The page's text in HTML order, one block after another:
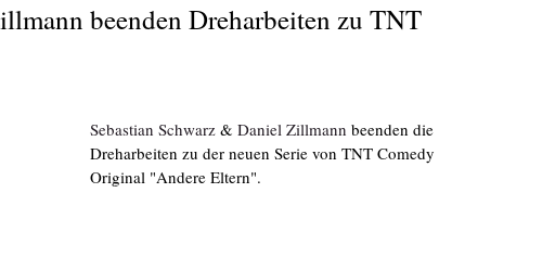
beenden Dreharbeiten zu TNT
Sebastian Schwarz & Daniel Zillmann beenden die
Dreharbeiten zu der neuen Serie von TNT Comedy
Original "Andere Eltern".